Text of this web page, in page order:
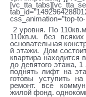
css_animation=”top-to-
2 уровня. По
110кв.м. без
основательная
й этажи. Дом
квартира
до девятого этажа,
поднять лифт на
готовы уступить
ремонт. все
жилой фонд.